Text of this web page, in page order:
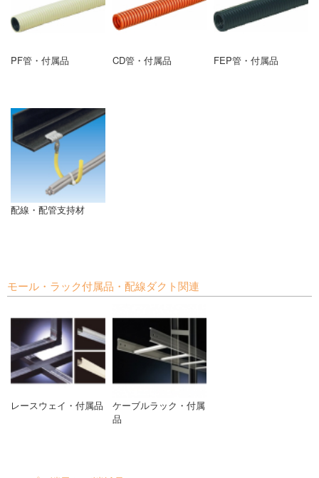
PF管・付属品 CD管・付属品 FEP管・付属品
配線・配管支持材
モール・ラック付属品・配線ダクト関連
レースウェイ・付属品
ケーブルラック・付属
品